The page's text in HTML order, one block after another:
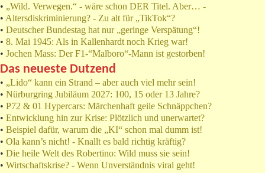
• „Wild. Verwegen.“ - wäre schon DER Titel. Aber… -
• Altersdiskriminierung? - Zu alt für „TikTok“?
• Deutscher Bundestag hat nur „geringe Verspätung“!
• 8. Mai 1945: Als in Kallenhardt noch Krieg war!
• Jochen Mass: Der F1-“Malboro“-Mann ist gestorben!
Das neueste Dutzend
• „Lido“ kann ein Strand – aber auch viel mehr sein!
• Nürburgring Jubiläum 2027: 100, 15 oder 13 Jahre?
• P72 & 01 Hypercars: Märchenhaft geile Schnäppchen?
• Entwicklung hin zur Krise: Plötzlich und unerwartet?
• Beispiel dafür, warum die „KI“ schon mal dumm ist!
• Ola kann’s nicht! - Knallt es bald richtig kräftig?
• Die heile Welt des Robertino: Wild muss sie sein!
• Wirtschaftskrise? - Wenn Unverständnis viral geht!